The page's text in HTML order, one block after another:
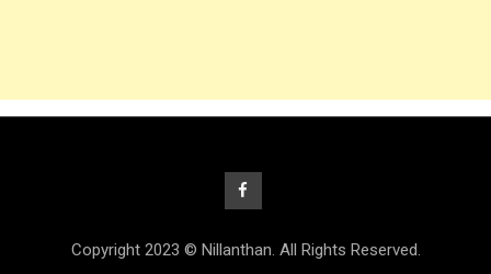
Copyright 2023 © Nillanthan. All Rights Reserved.